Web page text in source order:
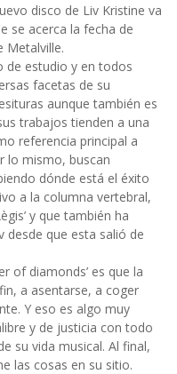
disco de Liv Kristine va
se acerca la fecha de
Metalville.
de estudio y en todos
facetas de su
aunque también es
trabajos tienden a una
referencia principal a
lo mismo, buscan
dónde está el éxito
a la columna vertebral,
y que también ha
que esta salió de
of diamonds’ es que la
a asentarse, a coger
Y eso es algo muy
y de justicia con todo
su vida musical. Al final,
las cosas en su sitio.